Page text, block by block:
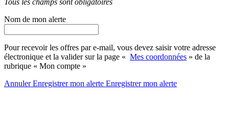
Tous les champs sont obligatoires
Nom de mon alerte
Pour recevoir les offres par e-mail, vous devez saisir votre adresse
électronique et la valider sur la page « Mes coordonnées » de la
rubrique « Mon compte »
AnnulerEnregistrer mon alerte Enregistrermon alerte